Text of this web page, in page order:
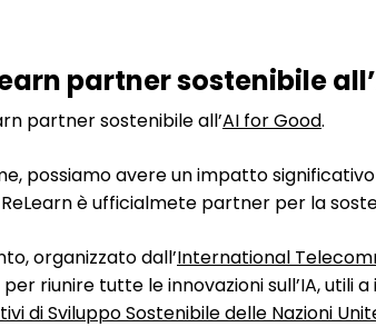
partner sostenibile
partner sostenibile all’AI for Good.
possiamo avere un impatto
è ufficialmete partner per la
organizzato dall’International
riunire tutte le innovazioni sull’IA,
di Sviluppo Sostenibile delle Nazioni